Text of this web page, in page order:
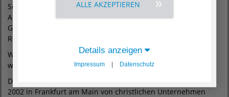
Seit 2012 hält die AGAPLESION gemeinnützige
Aktiengesellschaft mit 60 Prozent die Mehrheit der
Gesellschafteranteile; der Ev.-luth. Diakonissen-Mutterhaus
Rotenburg e.V. hält 40 Prozent.
Weitere Informationen finden Sie im Internet unter
www.agaplesion.de
Die
2002 in Frankfurt am Main von christlichen Unternehmen
ALLE AKZEPTIEREN
Details anzeigen
Impressum | Datenschutz